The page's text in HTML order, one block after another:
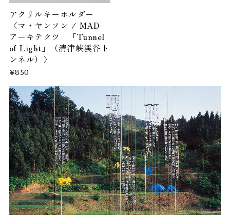
アクリルキーホルダー
〈マ・ヤンソン / MAD
アーキテクツ 「Tunnel
of Light」（清津峡渓谷ト
ンネル）〉
¥850